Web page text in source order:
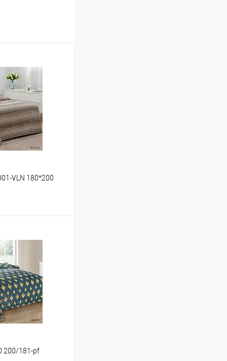
VLN 180*200
Сравнение
В наличии
200/181-pf